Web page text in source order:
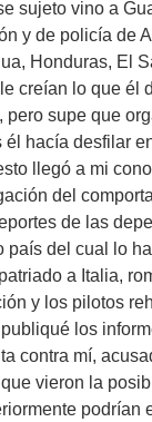
sujeto vino a
y de policía de
Honduras, El
creían lo que él
, pero supe que
hacía desfilar
llegó a mi
del
de las
del cual lo
a Italia,
y los pilotos
los
contra mí,
vieron la